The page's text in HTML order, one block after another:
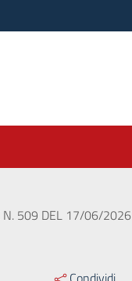
N. 509 DEL 17/06/2026